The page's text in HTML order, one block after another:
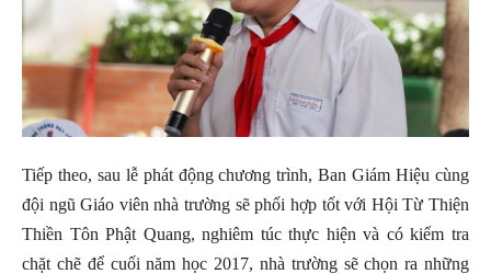
Tiếp theo, sau lễ phát động chương trình, Ban Giám Hiệu cùng
đội ngũ Giáo viên nhà trường sẽ phối hợp tốt với Hội Từ Thiện
Thiền Tôn Phật Quang, nghiêm túc thực hiện và có kiểm tra
chặt chẽ để cuối năm học 2017, nhà trường sẽ chọn ra những